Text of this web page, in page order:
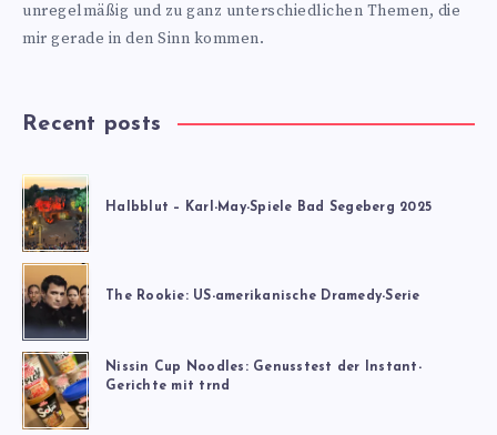
unregelmäßig und zu ganz unterschiedlichen Themen, die
mir gerade in den Sinn kommen.
Recent posts
Halbblut – Karl-May-Spiele Bad Segeberg 2025
The Rookie: US-amerikanische Dramedy-Serie
Nissin Cup Noodles: Genusstest der Instant-
Gerichte mit trnd